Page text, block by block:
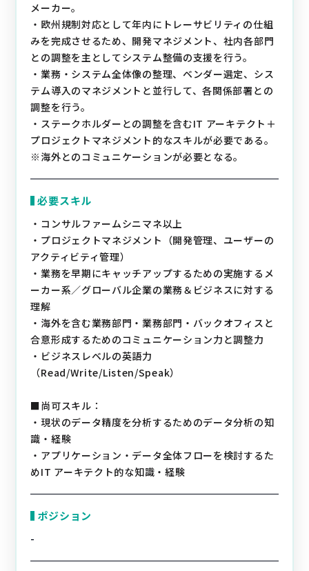
メーカー。
・欧州規制対応として年内にトレーサビリティの仕組
みを完成させるため、開発マネジメント、社内各部門
との調整を主としてシステム整備の支援を行う。
・業務・システム全体像の整理、ベンダー選定、シス
テム導入のマネジメントと並行して、各関係部署との
調整を行う。
・ステークホルダーとの調整を含むIT アーキテクト＋
プロジェクトマネジメント的なスキルが必要である。
※海外とのコミュニケーションが必要となる。
必要スキル
・コンサルファームシニマネ以上
・プロジェクトマネジメント（開発管理、ユーザーの
アクティビティ管理）
・業務を早期にキャッチアップするための実施するメ
ーカー系／グローバル企業の業務＆ビジネスに対する
理解
・海外を含む業務部門・業務部門・バックオフィスと
合意形成するためのコミュニケーション力と調整力
・ビジネスレベルの英語力
（Read/Write/Listen/Speak）
■尚可スキル：
・現状のデータ精度を分析するためのデータ分析の知
識・経験
・アプリケーション・データ全体フローを検討するた
めIT アーキテクト的な知識・経験
ポジション
-